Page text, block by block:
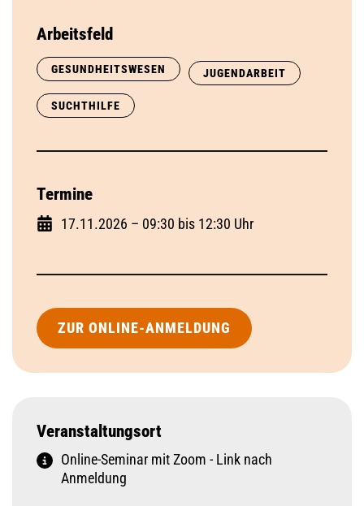
Arbeitsfeld
GESUNDHEITSWESEN JUGENDARBEIT
SUCHTHILFE
Termine
17.11.2026 – 09:30 bis 12:30 Uhr
ZUR ONLINE-ANMELDUNG
Veranstaltungsort
Online-Seminar mit Zoom - Link nach
Anmeldung